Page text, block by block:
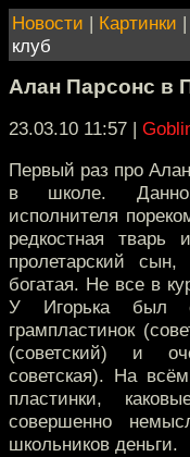
Новости | Картинки |
клуб
Алан Парсонс в
23.03.10 11:57 |
Первый раз про
в школе.
исполнителя
редкостная тварь
пролетарский
богатая. Не все в
У Игорька был
грампластинок
(советский) и
советская). На
пластинки,
совершенно
школьников деньги.